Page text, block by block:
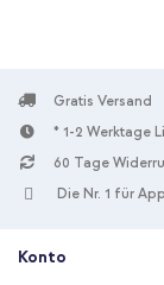
Gratis Versand
* 1-2 Werktage
60 Tage
Die Nr. 1 für
Konto